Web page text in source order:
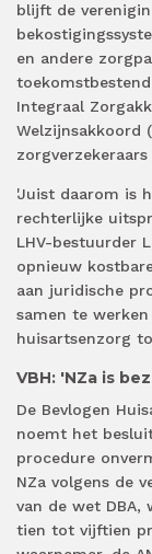
blijft de
en andere
Integraal
Welzijnsakkoord
'Juist daarom is
rechterlijke
LHV-bestuurder
opnieuw
aan juridische
samen te
huisartsenzorg
VBH: 'NZa is
De Bevlogen
noemt het
procedure
NZa volgens de
van de wet DBA,
tien tot vijftien